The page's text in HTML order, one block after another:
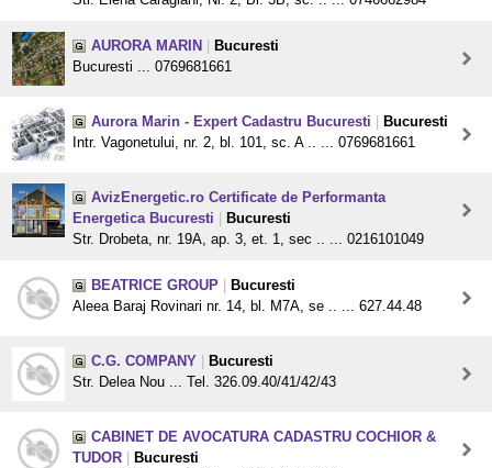
AURORA MARIN
Bucuresti
Bucuresti ... 0769681661
Aurora Marin - Expert Cadastru Bucuresti
Bucuresti
Intr. Vagonetului, nr. 2, bl. 101, sc. A .. ... 0769681661
AvizEnergetic.ro Certificate de Performanta
Energetica Bucuresti
Bucuresti
Str. Drobeta, nr. 19A, ap. 3, et. 1, sec .. ... 0216101049
BEATRICE GROUP
Bucuresti
Aleea Baraj Rovinari nr. 14, bl. M7A, se .. ... 627.44.48
C.G. COMPANY
Bucuresti
Str. Delea Nou ... Tel. 326.09.40/41/42/43
CABINET DE AVOCATURA CADASTRU COCHIOR &
TUDOR
Bucuresti